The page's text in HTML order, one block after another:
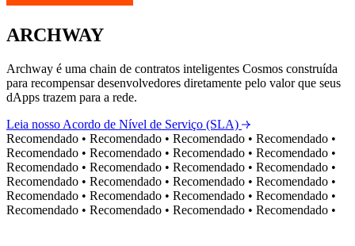
ARCHWAY
Archway é uma chain de contratos inteligentes Cosmos construída
para recompensar desenvolvedores diretamente pelo valor que seus
dApps trazem para a rede.
Leia nosso Acordo de Nível de Serviço (SLA)
Recomendado • Recomendado • Recomendado • Recomendado •
Recomendado • Recomendado • Recomendado • Recomendado •
Recomendado • Recomendado • Recomendado • Recomendado •
Recomendado • Recomendado • Recomendado • Recomendado •
Recomendado • Recomendado • Recomendado • Recomendado •
Recomendado • Recomendado • Recomendado • Recomendado •